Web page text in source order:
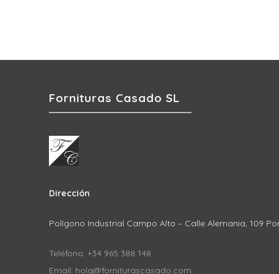
Fornituras Casado SL
Dirección
Polígono Industrial Campo Alto – Calle Alemania, 109
Teléfono: +34 965 388 148
Email: hola@forniturascasado.com